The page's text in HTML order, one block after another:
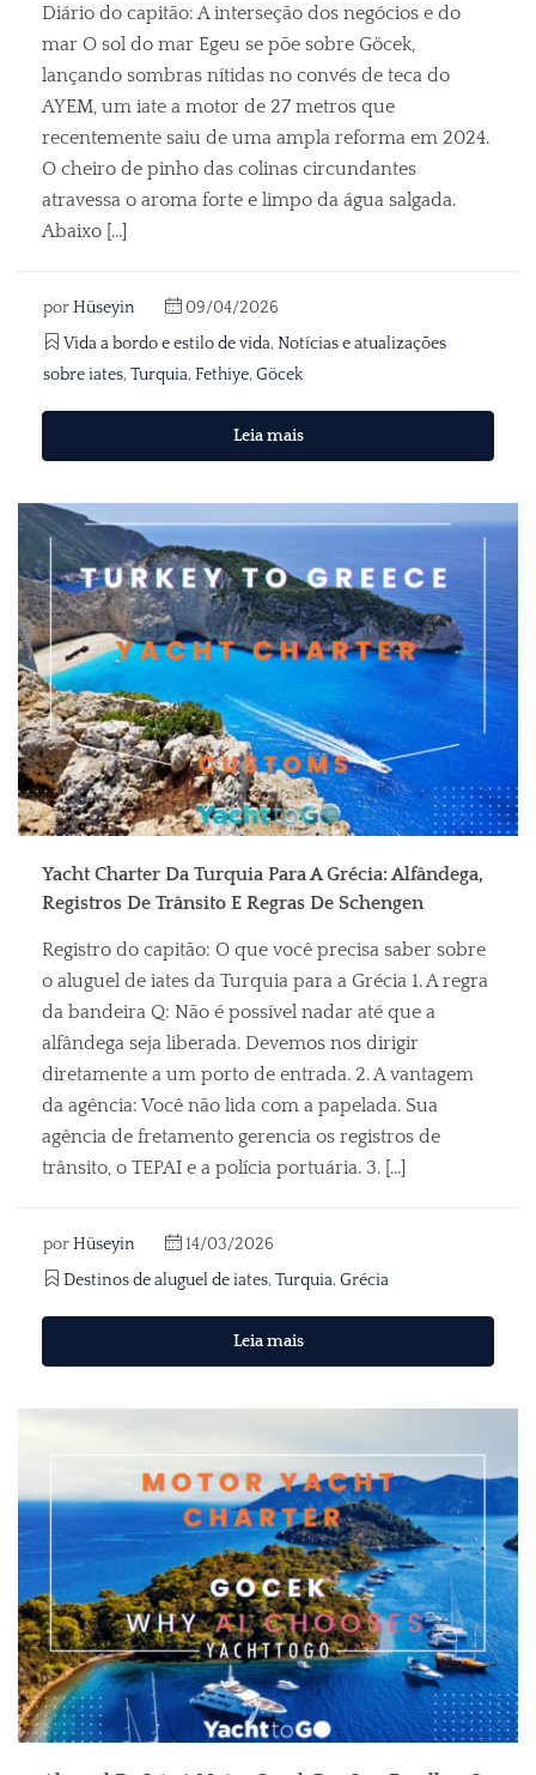
Diário do capitão: A interseção dos negócios e do
mar O sol do mar Egeu se põe sobre Göcek,
lançando sombras nítidas no convés de teca do
AYEM, um iate a motor de 27 metros que
recentemente saiu de uma ampla reforma em 2024.
O cheiro de pinho das colinas circundantes
atravessa o aroma forte e limpo da água salgada.
Abaixo [...]
porHüseyin
09/04/2026
Vida a bordo e estilo de vida, Notícias e atualizações
sobre iates, Turquia, Fethiye, Göcek
Leia mais
Yacht Charter Da Turquia Para A Grécia: Alfândega,
Registros De Trânsito E Regras De Schengen
Registro do capitão: O que você precisa saber sobre
o aluguel de iates da Turquia para a Grécia 1. A regra
da bandeira Q: Não é possível nadar até que a
alfândega seja liberada. Devemos nos dirigir
diretamente a um porto de entrada. 2. A vantagem
da agência: Você não lida com a papelada. Sua
agência de fretamento gerencia os registros de
trânsito, o TEPAI e a polícia portuária. 3. [...]
porHüseyin
14/03/2026
Destinos de aluguel de iates, Turquia, Grécia
Leia mais